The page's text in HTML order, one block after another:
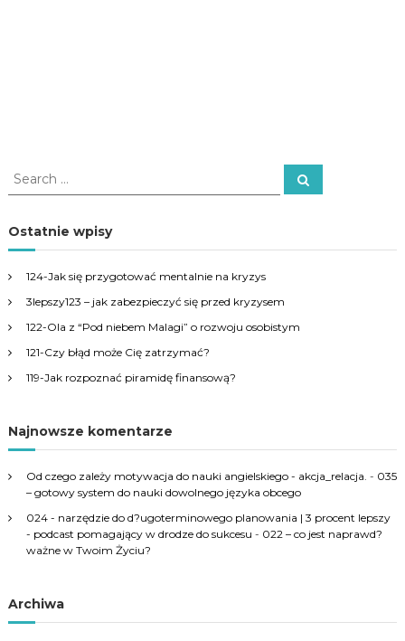
S
e
r
c
o
r
S
e
Ostatnie wpisy
124-Jak się przygotować mentalnie na kryzys
3lepszy123 – jak zabezpieczyć się przed kryzysem
122-Ola z “Pod niebem Malagi” o rozwoju osobistym
121-Czy błąd może Cię zatrzymać?
119-Jak rozpoznać piramidę finansową?
Najnowsze komentarze
Od czego zależy motywacja do nauki angielskiego - akcja_relacja. - 035
– gotowy system do nauki dowolnego języka obcego
024 - narzędzie do d?ugoterminowego planowania | 3 procent lepszy
- podcast pomagający w drodze do sukcesu - 022 – co jest naprawd?
ważne w Twoim Życiu?
Archiwa